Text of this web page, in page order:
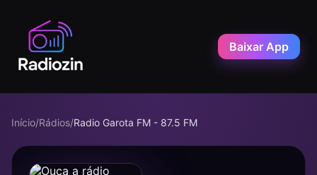
Baixar App
Início/Rádios/Radio Garota FM - 87.5 FM